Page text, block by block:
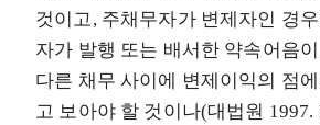
것이고, 주채무자가 변제자인 경
자가 발행 또는 배서한 약속어음
다른 채무 사이에 변제이익의 점
고 보아야 할 것이나(대법원 1997.